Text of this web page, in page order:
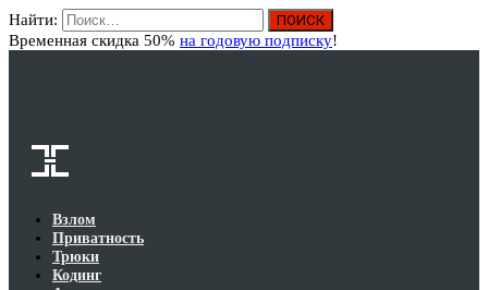
Найти:
Временная скидка 50% на годовую подписку!
Взлом
Приватность
Трюки
Кодинг